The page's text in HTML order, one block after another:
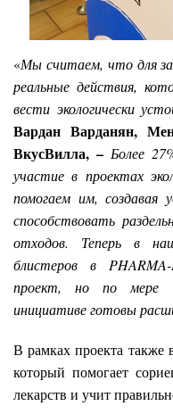
«Мы считаем, что для
реальные действия,
вести экологически
Вардан Варданян,
ВкусВилла, – Более
участие в проектах
помогаем им,
способствовать
отходов. Теперь в
блистеров в
проект, но по мере
инициативе готовы
В рамках проекта также
который помогает
лекарств и учит